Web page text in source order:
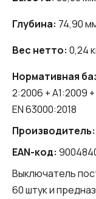
Глубина: 74,90
Вес нетто: 0,24
Нормативная
2:2006 + A1:2009
EN 63000:2018
Производитель:
EAN-код:
Выключатель
60 штук и